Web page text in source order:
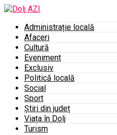
Administrație locală
Afaceri
Cultură
Eveniment
Exclusiv
Politică locală
Social
Sport
Știri din județ
Viața în Dolj
Turism